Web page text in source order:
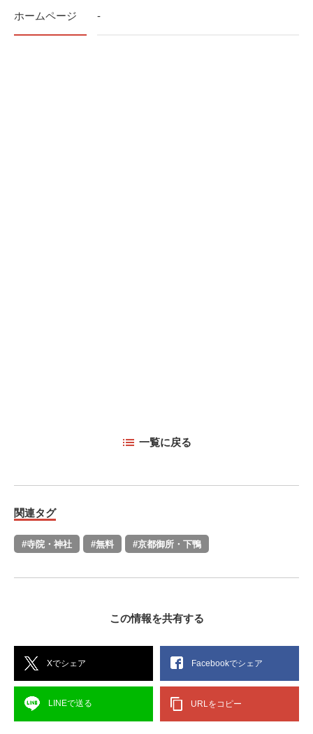
ホームページ -
一覧に戻る
関連タグ
#寺院・神社 #無料 #京都御所・下鴨
この情報を共有する
Xでシェア Facebookでシェア
LINEで送る URLをコピー